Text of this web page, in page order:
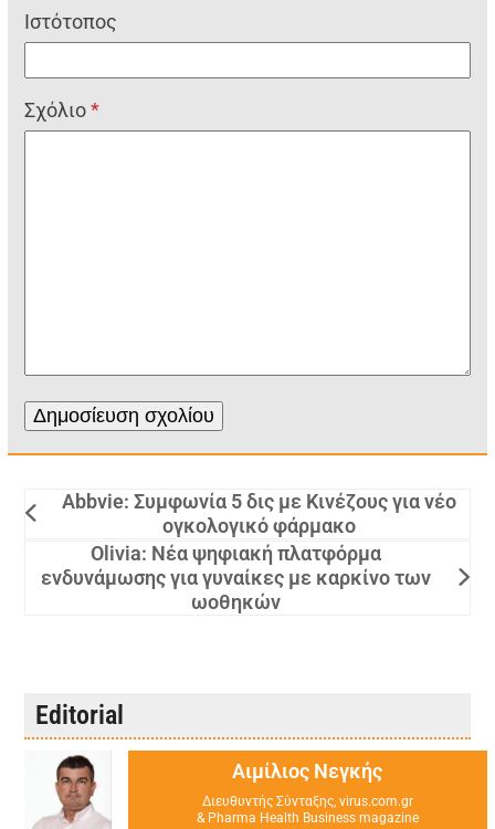
Ιστότοπος
Σχόλιο*
Abbvie: Συμφωνία 5 δις με Κινέζους για νέο
ογκολογικό φάρμακο
Olivia: Νέα ψηφιακή πλατφόρμα
ενδυνάμωσης για γυναίκες με καρκίνο των
ωοθηκών
Editorial
Αιμίλιος Νεγκής
Διευθυντής Σύνταξης, virus.com.gr
& Pharma Health Business magazine